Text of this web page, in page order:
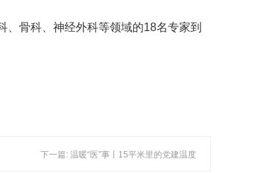
、骨科、神经外科等领域的18名专家到
下一篇: 温暖“医”事丨15平米里的党建温度